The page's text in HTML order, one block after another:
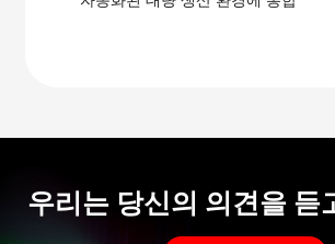
우리는 당신의 의견을 듣